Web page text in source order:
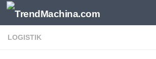
Zum Inhalt springen
LOGISTIK